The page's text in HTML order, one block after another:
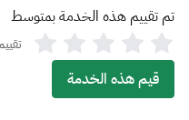
تم تقييم هذه الخدمة بمتوسط
قيم هذه الخدمة